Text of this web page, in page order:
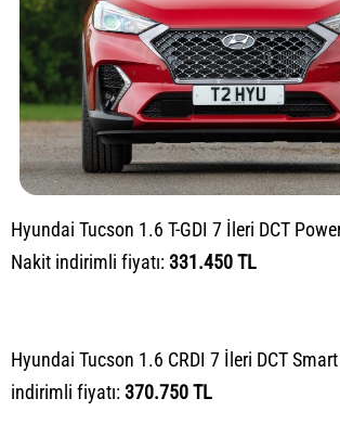
Hyundai Tucson 1.6 T-GDI 7 İleri DCT
Nakit indirimli fiyatı: 331.450 TL
Hyundai Tucson 1.6 CRDI 7 İleri DCT
indirimli fiyatı: 370.750 TL